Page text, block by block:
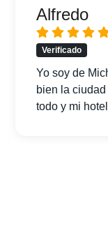
Alfredo
Verificado
Yo soy de
bien la
todo y mi